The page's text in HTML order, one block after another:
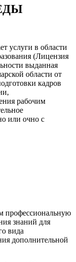
услуги в области
(Лицензия
выданная
области от
кадров
рабочим
или очно с
профессиональную
знаний для
вида
дополнительной